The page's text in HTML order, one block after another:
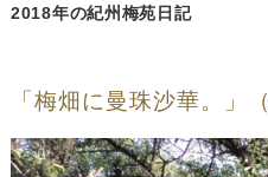
2018年の紀州梅苑日記
「梅畑に曼珠沙華。」